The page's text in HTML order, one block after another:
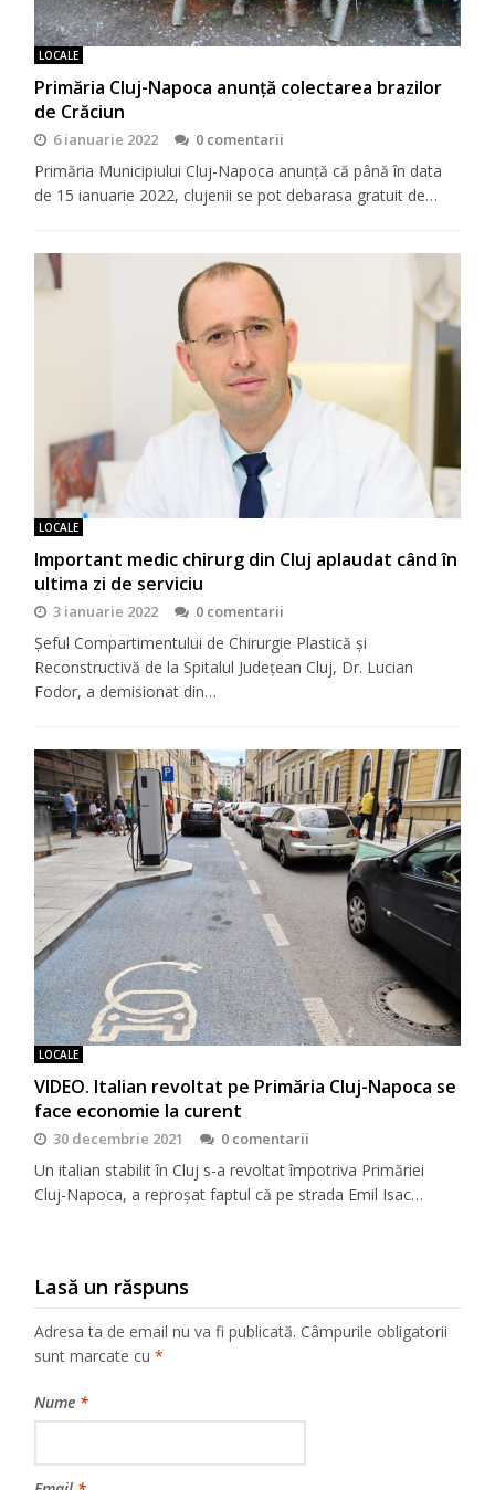
LOCALE
Primăria Cluj-Napoca anunță colectarea brazilor
de Crăciun
6 ianuarie 2022 0 comentarii
Primăria Municipiului Cluj-Napoca anunță că până în data
de 15 ianuarie 2022, clujenii se pot debarasa gratuit de…
LOCALE
Important medic chirurg din Cluj aplaudat când în
ultima zi de serviciu
3 ianuarie 2022 0 comentarii
Șeful Compartimentului de Chirurgie Plastică și
Reconstructivă de la Spitalul Județean Cluj, Dr. Lucian
Fodor, a demisionat din…
LOCALE
VIDEO. Italian revoltat pe Primăria Cluj-Napoca se
face economie la curent
30 decembrie 2021 0 comentarii
Un italian stabilit în Cluj s-a revoltat împotriva Primăriei
Cluj-Napoca, a reproșat faptul că pe strada Emil Isac…
Lasă un răspuns
Adresa ta de email nu va fi publicată. Câmpurile obligatorii
sunt marcate cu*
Nume *